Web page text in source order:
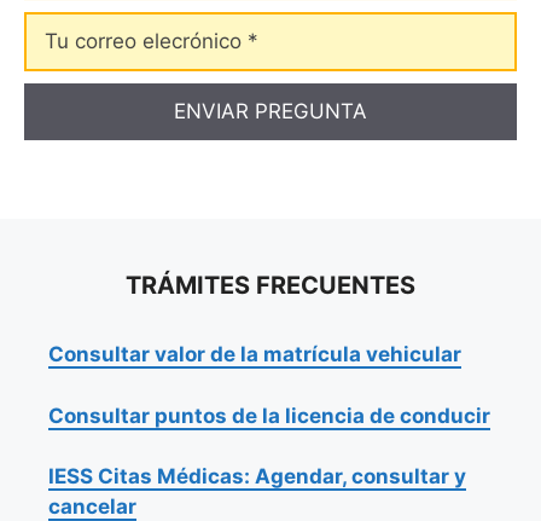
Tu
correo
elecrónico
TRÁMITES FRECUENTES
Consultar valor de la matrícula vehicular
Consultar puntos de la licencia de conducir
IESS Citas Médicas: Agendar, consultar y
cancelar